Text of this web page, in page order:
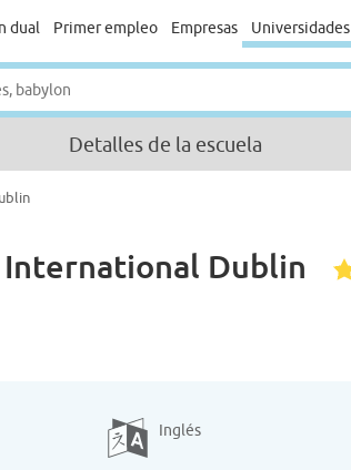
dual Primer empleo Empresas Universidades
Detalles de la escuela
International Dublin
Inglés